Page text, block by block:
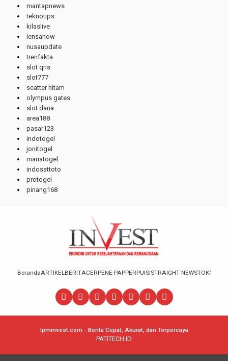
mantapnews
teknotips
kilaslive
lensanow
nusaupdate
trenfakta
slot qris
slot777
scatter hitam
olympus gates
slot dana
area188
pasar123
indotogel
jonitogel
mariatogel
indosattoto
protogel
pinang168
BerandaARTIKEL BERITACERPENE-PAPPERPUISISTRAIGHT NEWSTOKOH
lpminvest.com - Berita Cepat, Akurat, dan Terpercaya
PATITECH.ID